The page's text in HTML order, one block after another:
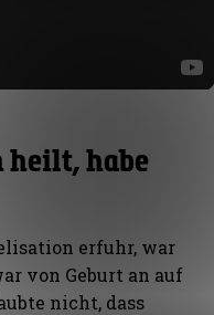
heilt, habe
erfuhr, war
von Geburt an auf
nicht, dass